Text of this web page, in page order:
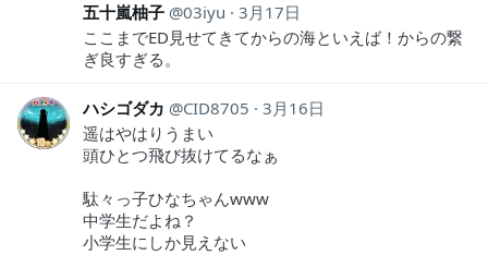
五十嵐柚子 03iyu
3月17日
ここまでED見せてきてからの海といえば！からの繋
ぎ良すぎる。
ハシゴダカ CID8705
3月16日
遥はやはりうまい
頭ひとつ飛び抜けてるなぁ
駄々っ子ひなちゃんwww
中学生だよね？
小学生にしか見えない